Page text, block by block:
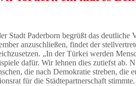
Stadt Paderborn begrüßt das deutliche
anzuschließen, findet der
„In der Türkei werden
dafür. Wir lehnen dies zutiefst ab.
die nach Demokratie streben, die
für die Städtepartnerschaft